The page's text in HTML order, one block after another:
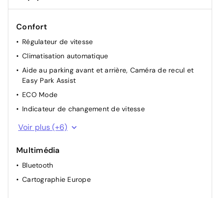
Confort
Régulateur de vitesse
Climatisation automatique
Aide au parking avant et arrière, Caméra de recul et
Easy Park Assist
ECO Mode
Indicateur de changement de vitesse
Appuie-têtes arrière
du siège passager
Lunette arrière chauffante
Rétroviseurs extérieurs électriques dégivrants
Voir plus (+6)
Multimédia
Bluetooth
Cartographie Europe